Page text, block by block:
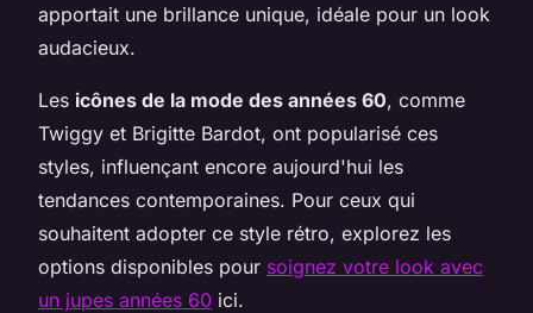
apportait une brillance unique, idéale pour un look
audacieux.
Les icônes de la mode des années 60, comme
Twiggy et Brigitte Bardot, ont popularisé ces
styles, influençant encore aujourd'hui les
tendances contemporaines. Pour ceux qui
souhaitent adopter ce style rétro, explorez les
options disponibles pour soignez votre look avec
un jupes années 60 ici.